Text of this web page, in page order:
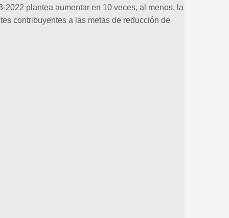
plantea aumentar en 10 veces, al menos, la
contribuyentes a las metas de reducción de